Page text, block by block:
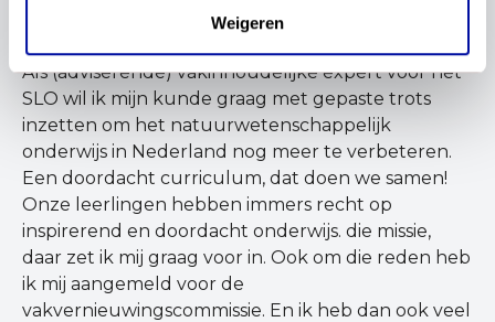
Weigeren
Als (adviserende) vakinhoudelijke expert voor het
SLO wil ik mijn kunde graag met gepaste trots
inzetten om het natuurwetenschappelijk
onderwijs in Nederland nog meer te verbeteren.
Een doordacht curriculum, dat doen we samen!
Onze leerlingen hebben immers recht op
inspirerend en doordacht onderwijs. die missie,
daar zet ik mij graag voor in. Ook om die reden heb
ik mij aangemeld voor de
vakvernieuwingscommissie. En ik heb dan ook veel